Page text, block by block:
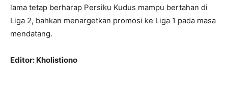
lama tetap berharap Persiku Kudus mampu bertahan di
Liga 2, bahkan menargetkan promosi ke Liga 1 pada masa
mendatang.
Editor: Kholistiono